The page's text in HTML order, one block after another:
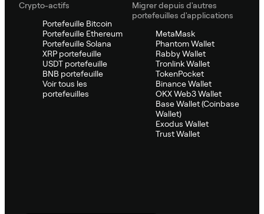
Crypto-actifs
Portefeuille Bitcoin
Portefeuille Ethereum
Portefeuille Solana
XRP portefeuille
USDT portefeuille
BNB portefeuille
Voir tous les
portefeuilles
Migrer depuis d'autres
portefeuilles d'applications
MetaMask
Phantom Wallet
Rabby Wallet
Tronlink Wallet
TokenPocket
Binance Wallet
OKX Web3 Wallet
Base Wallet (Coinbase
Wallet)
Exodus Wallet
Trust Wallet